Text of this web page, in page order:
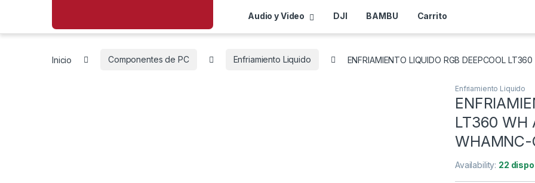
Audio y Video DJI BAMBU Carrito
Inicio Componentes de PC Enfriamiento Liquido ENFRIAMIENTO LIQUIDO RGB DEEPCOOL
Enfriamiento Liquido
LT360 WH
WHAMNC-
Availability: 22